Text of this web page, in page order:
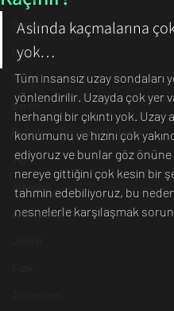
Dünya
İnsan
İletişim
Evren
Psikoloji / Sosyoloji / Felsefe
Tıp
Arkeoloji
Antropoloji
Aslında kaçmalarına
yok…
Tüm insansız uzay sondaları
yönlendirilir. Uzayda çok yer
herhangi bir çıkıntı yok. Uzay
konumunu ve hızını çok
ediyoruz ve bunlar göz önüne
nereye gittiğini çok kesin bir
tahmin edebiliyoruz, bu
nesnelerle karşılaşmak